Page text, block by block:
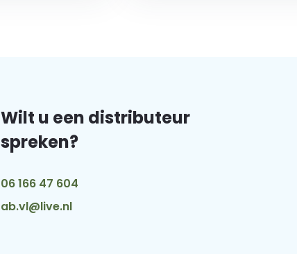
Wilt u een distributeur
spreken?
06 166 47 604
ab.vl@live.nl